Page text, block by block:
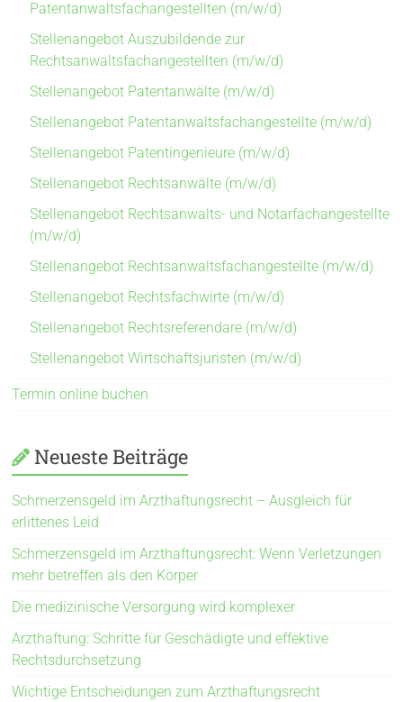
Patentanwaltsfachangestellten (m/w/d)
Stellenangebot Auszubildende zur
Rechtsanwaltsfachangestellten (m/w/d)
Stellenangebot Patentanwälte (m/w/d)
Stellenangebot Patentanwaltsfachangestellte (m/w/d)
Stellenangebot Patentingenieure (m/w/d)
Stellenangebot Rechtsanwälte (m/w/d)
Stellenangebot Rechtsanwalts- und Notarfachangestellte
(m/w/d)
Stellenangebot Rechtsanwaltsfachangestellte (m/w/d)
Stellenangebot Rechtsfachwirte (m/w/d)
Stellenangebot Rechtsreferendare (m/w/d)
Stellenangebot Wirtschaftsjuristen (m/w/d)
Termin online buchen
Neueste Beiträge
Schmerzensgeld im Arzthaftungsrecht – Ausgleich für
erlittenes Leid
Schmerzensgeld im Arzthaftungsrecht: Wenn Verletzungen
mehr betreffen als den Körper
Die medizinische Versorgung wird komplexer
Arzthaftung: Schritte für Geschädigte und effektive
Rechtsdurchsetzung
Wichtige Entscheidungen zum Arzthaftungsrecht